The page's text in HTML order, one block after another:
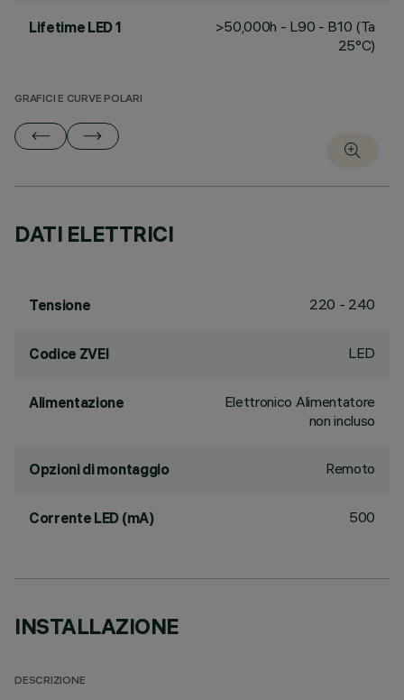
Lifetime LED 1
>50,000h - L90 - B10 (Ta
25°C)
GRAFICI E CURVE POLARI
DATI ELETTRICI
Tensione 220 - 240
Codice ZVEI LED
Alimentazione
Elettronico Alimentatore
non incluso
Opzioni di montaggio Remoto
Corrente LED (mA) 500
INSTALLAZIONE
DESCRIZIONE